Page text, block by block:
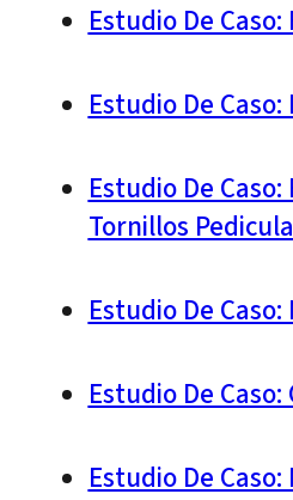
Estudio De
Estudio De
Estudio De
Tornillos
Estudio De
Estudio De
Estudio De